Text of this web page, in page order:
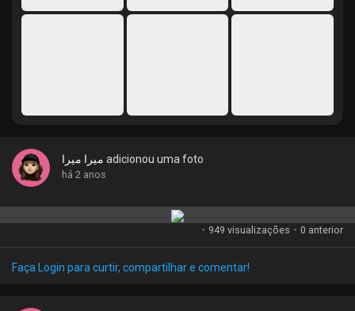
My Funding
Jobs
Listar Grupos
ميرا ميرا adicionou uma foto
há 2 anos
· 949 visualizações · 0 anterior
Faça Login para curtir, compartilhar e comentar!